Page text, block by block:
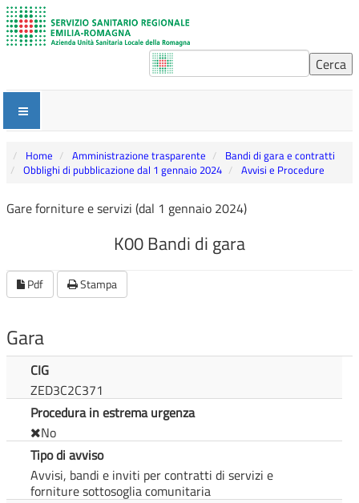
Home Amministrazione trasparente
Bandi di gara e contratti
Obblighi di pubblicazione dal 1 gennaio 2024
Avvisi e Procedure
Gare forniture e servizi (dal 1 gennaio 2024)
K00 Bandi di gara
Pdf Stampa
Gara
CIG
ZED3C2C371
Procedura in estrema urgenza
No
Tipo di avviso
Avvisi, bandi e inviti per contratti di servizi e
forniture sottosoglia comunitaria